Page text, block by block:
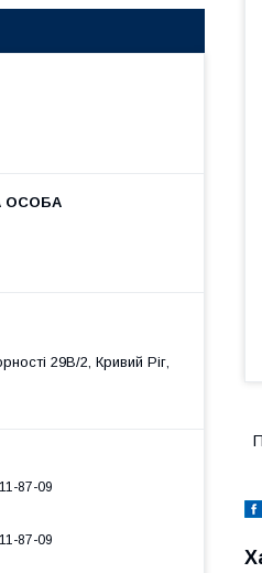
29В/2, Кривий Ріг,
87-09
87-09